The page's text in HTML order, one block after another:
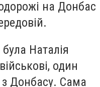
на Донбас
Наталія
один
Донбасу. Сама